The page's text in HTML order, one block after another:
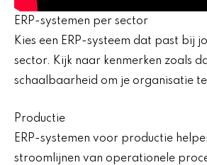
ERP-systemen per sector
Kies een ERP-systeem dat past bij
sector. Kijk naar kenmerken zoals
schaalbaarheid om je organisatie
Productie
ERP-systemen voor productie
stroomlijnen van operationele